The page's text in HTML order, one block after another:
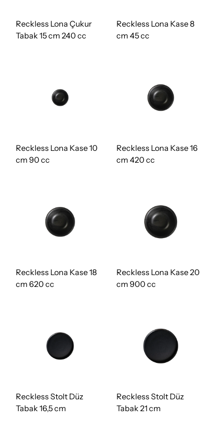
Reckless Lona Çukur
Tabak 15 cm 240 cc
Reckless Lona Kase 8
cm 45 cc
Reckless Lona Kase 10
cm 90 cc
Reckless Lona Kase 16
cm 420 cc
Reckless Lona Kase 18
cm 620 cc
Reckless Lona Kase 20
cm 900 cc
Reckless Stolt Düz
Tabak 16,5 cm
Reckless Stolt Düz
Tabak 21 cm